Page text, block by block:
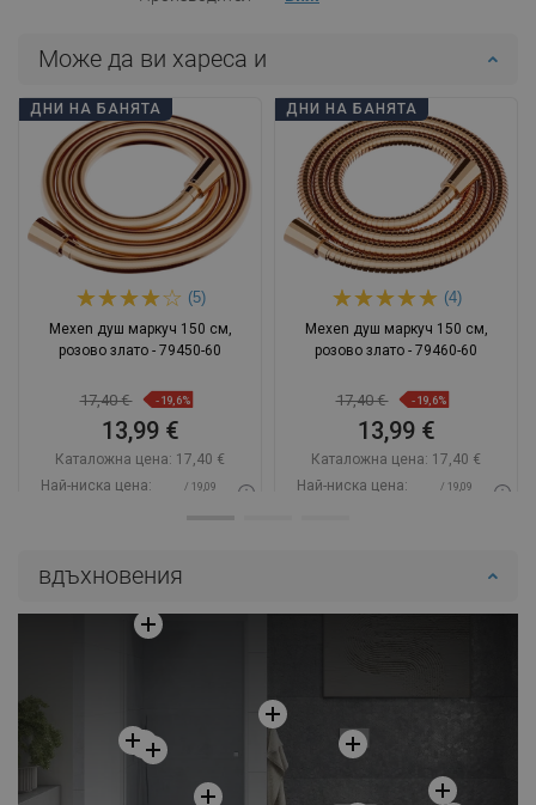
Може да ви хареса и
ДНИ НА БАНЯТА
(5)
Mexen душ маркуч 150 см,
розово злато - 79450-60
17,40 € -19,6%
13,99 €
Каталожна цена: 17,40 €
Най-ниска цена:
/ 19,09
Добави в количката
favorite_border Любима
Сравнете
ДНИ НА БАНЯТА
(4)
Mexen душ маркуч 150 см,
розово злато - 79460-60
17,40 € -19,6%
13,99 €
Каталожна цена: 17,40 €
Най-ниска цена:
/ 19,09
Добави в количката
favorite_border Любима
Сравнете
вдъхновения